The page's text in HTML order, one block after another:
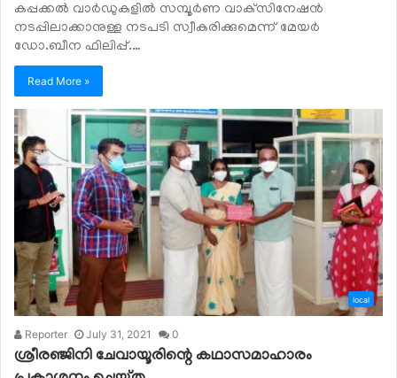
കപ്പക്കല്‍ വാര്‍ഡുകളിൽ സമ്പൂര്‍ണ വാക്‌സിനേഷന്‍
നടപ്പിലാക്കാനുള്ള നടപടി സ്വീകരിക്കുമെന്ന് മേയര്‍
ഡോ.ബീന ഫിലിപ്പ്.…
Read More »
local
Reporter July 31, 2021 0
ശ്രീരഞ്ജിനി ചേവായൂരിന്റെ കഥാസമാഹാരം